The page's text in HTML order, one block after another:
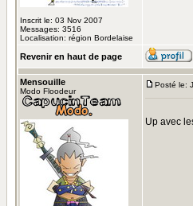
Inscrit le: 03 Nov 2007
Messages: 3516
Localisation: région Bordelaise
Revenir en haut de page
Mensouille
Modo Floodeur
Posté le:
Up avec